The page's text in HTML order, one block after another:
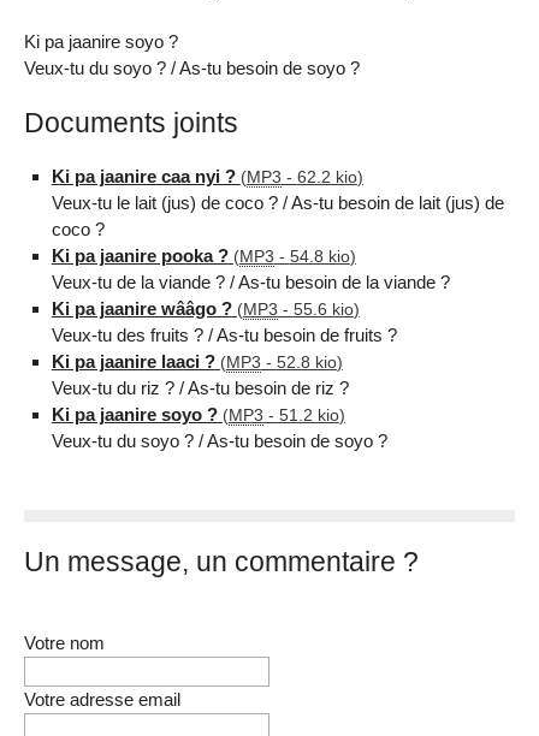
Ki pa jaanire soyo ?
Veux-tu du soyo ? / As-tu besoin de soyo ?
Documents joints
Ki pa jaanire caa nyi ? (MP3 - 62.2 kio)
Veux-tu le lait (jus) de coco ? / As-tu besoin de lait (jus) de
coco ?
Ki pa jaanire pooka ? (MP3 - 54.8 kio)
Veux-tu de la viande ? / As-tu besoin de la viande ?
Ki pa jaanire wââgo ? (MP3 - 55.6 kio)
Veux-tu des fruits ? / As-tu besoin de fruits ?
Ki pa jaanire laaci ? (MP3 - 52.8 kio)
Veux-tu du riz ? / As-tu besoin de riz ?
Ki pa jaanire soyo ? (MP3 - 51.2 kio)
Veux-tu du soyo ? / As-tu besoin de soyo ?
Un message, un commentaire ?
Votre nom
Votre adresse email